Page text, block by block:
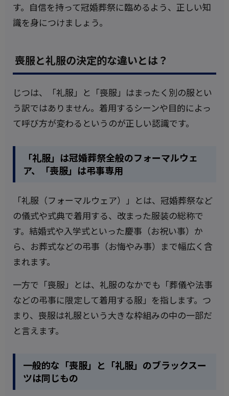
す。自信を持って冠婚葬祭に臨めるよう、正しい知
識を身につけましょう。
喪服と礼服の決定的な違いとは？
じつは、「礼服」と「喪服」はまったく別の服とい
う訳ではありません。着用するシーンや目的によっ
て呼び方が変わるというのが正しい認識です。
「礼服」は冠婚葬祭全般のフォーマルウェ
ア、「喪服」は弔事専用
「礼服（フォーマルウェア）」とは、冠婚葬祭など
の儀式や式典で着用する、改まった服装の総称で
す。結婚式や入学式といった慶事（お祝い事）か
ら、お葬式などの弔事（お悔やみ事）まで幅広く含
まれます。
一方で「喪服」とは、礼服のなかでも「葬儀や法事
などの弔事に限定して着用する服」を指します。つ
まり、喪服は礼服という大きな枠組みの中の一部だ
と言えます。
一般的な「喪服」と「礼服」のブラックスー
ツは同じもの